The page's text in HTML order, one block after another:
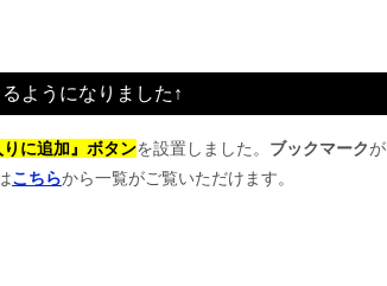
ようになりました↑
りに追加』ボタンを設置しました。 ブックマーク
こちらから一覧がご覧いただけます。